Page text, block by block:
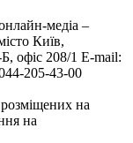
медіа –
Київ,
208/1 E-mail:
205-43-00
на
на